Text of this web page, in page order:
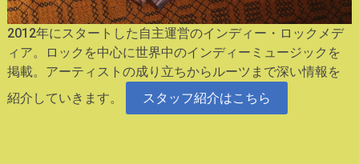
2012年にスタートした自主運営のインディー・ロックメデ
ィア。ロックを中心に世界中のインディーミュージックを
掲載。アーティストの成り立ちからルーツまで深い情報を
紹介していきます。
スタッフ紹介はこちら